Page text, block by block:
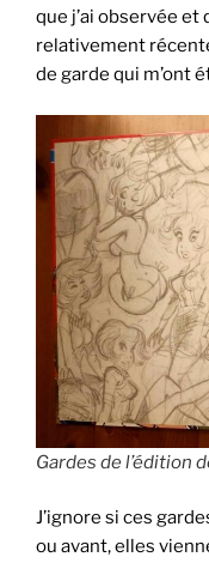
que j’ai observée et
relativement
de garde qui m’ont
Gardes de l’édition
J’ignore si ces
ou avant, elles